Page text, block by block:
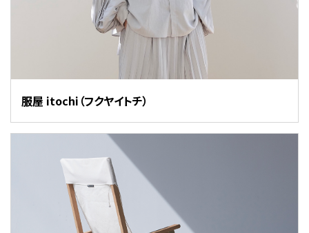
服屋 itochi（フクヤイトチ）